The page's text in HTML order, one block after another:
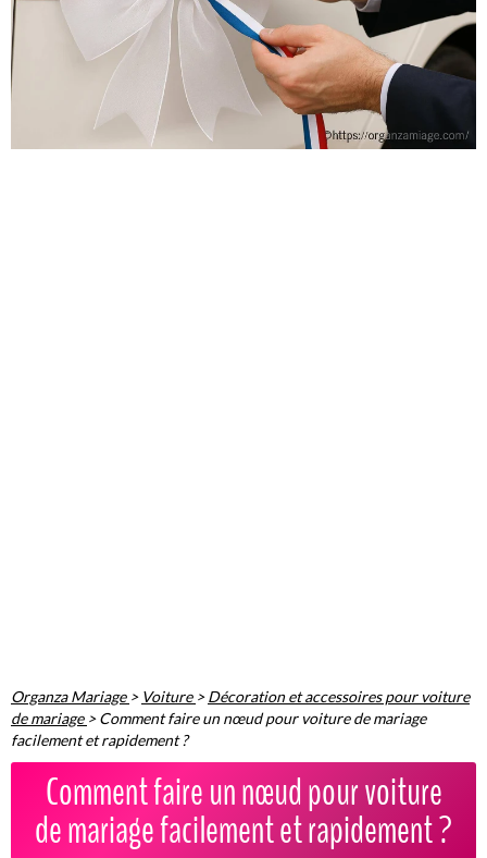
Organza Mariage > Voiture >Décoration et accessoires pour voiture
de mariage >Comment faire un nœud pour voiture de mariage
facilement et rapidement ?
Comment faire un nœud pour voiture
de mariage facilement et rapidement ?